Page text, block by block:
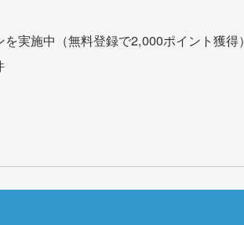
実施中（無料登録で2,000ポイント獲得）